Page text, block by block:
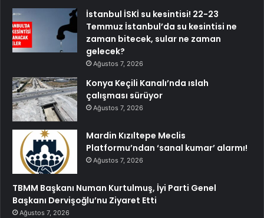
İstanbul İSKİ su kesintisi! 22-23
Temmuz İstanbul’da su kesintisi ne
zaman bitecek, sular ne zaman
gelecek?
Ağustos 7, 2026
Konya Keçili Kanalı’nda ıslah
çalışması sürüyor
Ağustos 7, 2026
Mardin Kızıltepe Meclis
Platformu’ndan ‘sanal kumar’ alarmı!
Ağustos 7, 2026
TBMM Başkanı Numan Kurtulmuş, İyi Parti Genel
Başkanı Dervişoğlu’nu Ziyaret Etti
Ağustos 7, 2026